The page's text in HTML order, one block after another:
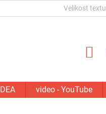
GDPR
Velikost textu
video - YouTube